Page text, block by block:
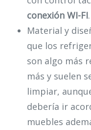
conexión WI-FI.
Material y
que los
son algo más
más y suelen
limpiar,
debería ir
muebles